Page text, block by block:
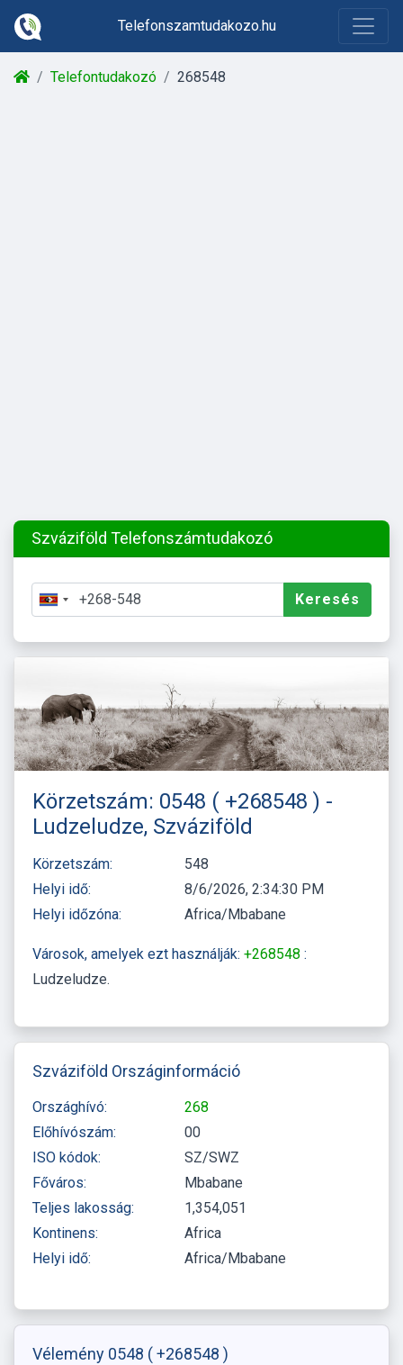
Telefonszamtudakozo.hu
Telefontudakozó 268548
Szváziföld Telefonszámtudakozó
Keresés
Körzetszám: 0548 ( +268548 ) -
Ludzeludze, Szváziföld
Körzetszám:
548
Helyi idő:
8/6/2026, 2:34:31 PM
Helyi időzóna:
Africa/Mbabane
Városok, amelyek ezt használják: +268548 :
Ludzeludze
Szváziföld Országinformáció
Országhívó:
268
Előhívószám:
00
ISO kódok:
SZ/SWZ
Főváros:
Mbabane
Teljes lakosság:
1,354,051
Kontinens:
Africa
Helyi idő:
Africa/Mbabane
Vélemény 0548 ( +268548 )